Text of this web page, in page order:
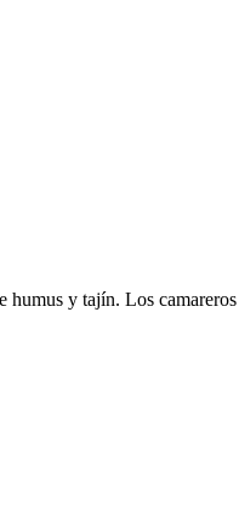
humus y tajín. Los